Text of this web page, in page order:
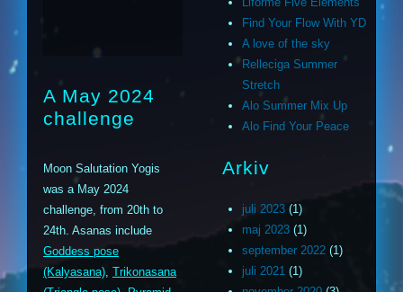
A May 2024
challenge
Moon Salutation Yogis
was a May 2024
challenge, from 20th to
24th. Asanas include
Goddess pose
(Kalyasana) Trikonasana
Find Your Flow With YD
A love of the sky
Relleciga Summer
Stretch
Alo Summer Mix Up
Alo Find Your Peace
Arkiv
juli 2023 (1)
maj 2023 (1)
september 2022 (1)
juli 2021 (1)